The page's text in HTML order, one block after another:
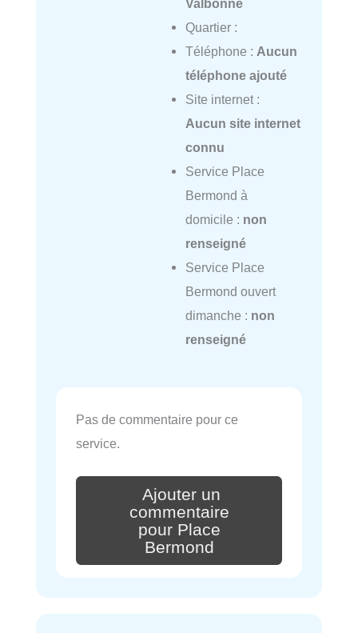
Valbonne
Quartier :
Téléphone : Aucun
téléphone ajouté
Site internet :
Aucun site internet
connu
Service Place
Bermond à
domicile : non
renseigné
Service Place
Bermond ouvert
dimanche : non
renseigné
Pas de commentaire pour ce
service.
Ajouter un
commentaire
pour Place
Bermond